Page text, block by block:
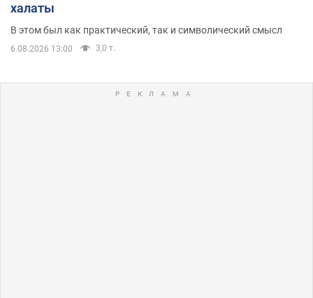
халаты
В этом был как практический, так и символический смысл
6.08.2026 13:00 3,0 т.